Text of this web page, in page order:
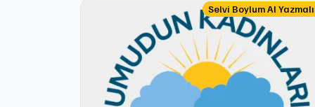
Selvi Boylum Al